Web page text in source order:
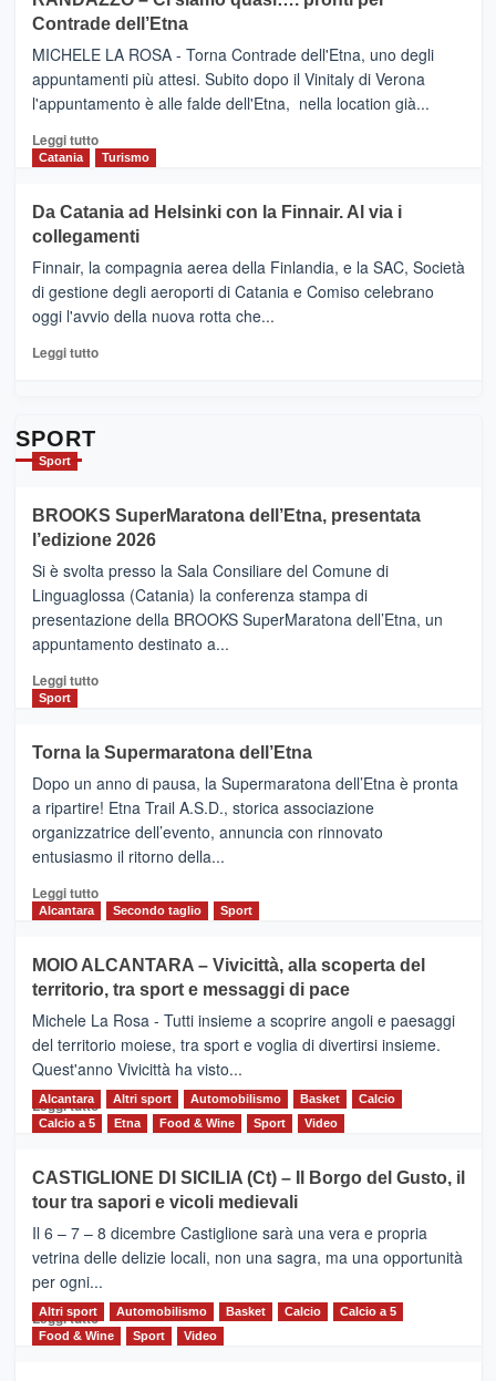
IL
NUOVO
SUMMER
CLUB
VIAGRANDE
(Ct)
–
Benanti
presenta
“Vino
&
Cultura
tappe
dell’enoturismo
Contrade dell’Etna
MICHELE LA ROSA - Torna Contrade dell'Etna, uno degli
appuntamenti più attesi. Subito dopo il Vinitaly di Verona
l'appuntamento è alle falde dell'Etna, nella location già...
Leggi tuttoLeggi
di
RANDAZZO
–
Ci
siamo
quasi….
pronti
per
Catania Turismo
Da Catania ad Helsinki con la Finnair. Al via i
collegamenti
Finnair, la compagnia aerea della Finlandia, e la SAC, Società
di gestione degli aeroporti di Catania e Comiso celebrano
oggi l'avvio della nuova rotta che...
Leggi tuttoLeggi
con
la
Al
via
i
collegamenti
SPORT
Sport
BROOKS SuperMaratona dell’Etna, presentata
l’edizione 2026
Si è svolta presso la Sala Consiliare del Comune di
Linguaglossa (Catania) la conferenza stampa di
presentazione della BROOKS SuperMaratona dell’Etna, un
appuntamento destinato a...
Leggi tuttoLeggi
BROOKS
SuperMaratona
dell’Etna,
presentata
l’edizione
2026
Sport
Torna la Supermaratona dell’Etna
Dopo un anno di pausa, la Supermaratona dell’Etna è pronta
a ripartire! Etna Trail A.S.D., storica associazione
organizzatrice dell’evento, annuncia con rinnovato
entusiasmo il ritorno della...
Leggi tuttoLeggi
Torna
la
Supermaratona
dell’Etna
Alcantara Secondo taglio Sport
MOIO ALCANTARA – Vivicittà, alla scoperta del
territorio, tra sport e messaggi di pace
Michele La Rosa - Tutti insieme a scoprire angoli e paesaggi
del territorio moiese, tra sport e voglia di divertirsi insieme.
Quest'anno Vivicittà ha visto...
Leggi tutto Leggi
MOIO
ALCANTARA
–
Vivicittà,
alla
scoperta
del
territorio,
Alcantara Altri sport Automobilismo Basket
Calcio
Calcio a 5
Etna Food & Wine Sport Video
CASTIGLIONE DI SICILIA (Ct) – Il Borgo del Gusto, il
tour tra sapori e vicoli medievali
Il 6 – 7 – 8 dicembre Castiglione sarà una vera e propria
vetrina delle delizie locali, non una sagra, ma una opportunità
per ogni...
Leggi tuttoLeggi
di
Altri sport Automobilismo Basket Calcio
Calcio a 5
Food & Wine
Sport Video